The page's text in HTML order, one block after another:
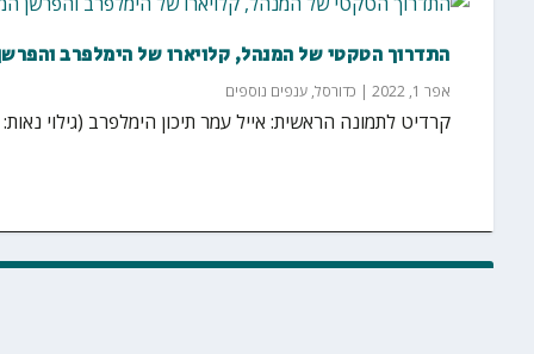
התדרוך הטקטי של המנהל, קלויארו של הימלפרב
אפר 1, 2022 | כדורסל,ענפים נוספים
קרדיט לתמונה הראשית: אייל עמר תיכון הימלפרב (גילוי